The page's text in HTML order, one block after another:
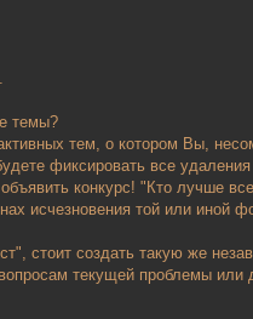
темы?
тем, о котором Вы,
фиксировать все
конкурс! "Кто лучше
исчезновения той или
стоит создать такую же
текущей проблемы